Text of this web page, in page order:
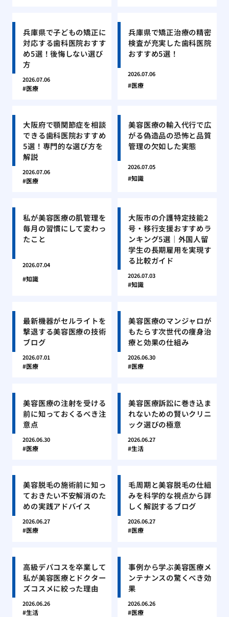
兵庫県で子どもの矯正に
対応する歯科医院おすす
め5選！後悔しない選び
方
2026.07.06
医療
兵庫県で矯正治療の精密
検査が充実した歯科医院
おすすめ5選！
2026.07.06
医療
大阪府で顎関節症を相談
できる歯科医院おすすめ
5選！専門的な選び方を
解説
2026.07.06
医療
美容医療の輸入代行で広
がる偽造品の恐怖と品質
管理の欠如した実態
2026.07.05
知識
私が美容医療の肌管理を
毎月の習慣にして変わっ
たこと
2026.07.04
知識
大阪市の介護特定技能2
号・移行支援おすすめラ
ンキング5選｜外国人留
学生の長期雇用を実現す
る比較ガイド
2026.07.03
知識
最新機器がセルライトを
撃退する美容医療の技術
ブログ
2026.07.01
医療
美容医療のマンジャロが
もたらす次世代の痩身治
療と効果の仕組み
2026.06.30
医療
美容医療の注射を受ける
前に知っておくるべき注
意点
2026.06.30
医療
美容医療訴訟に巻き込ま
れないための賢いクリニ
ック選びの極意
2026.06.27
生活
美容脱毛の施術前に知っ
ておきたい不安解消のた
めの実践アドバイス
2026.06.27
医療
毛周期と美容脱毛の仕組
みを科学的な視点から詳
しく解説するブログ
2026.06.27
医療
高級デパコスを卒業して
私が美容医療とドクター
ズコスメに絞った理由
2026.06.26
生活
事例から学ぶ美容医療メ
ンテナンスの驚くべき効
果
2026.06.26
医療